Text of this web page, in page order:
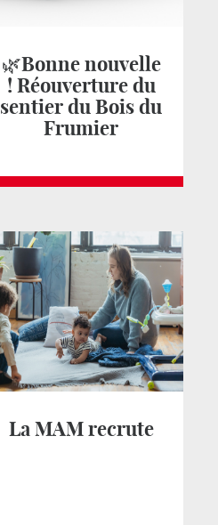
🌿Bonne nouvelle
! Réouverture du
sentier du Bois du
Frumier
La MAM recrute